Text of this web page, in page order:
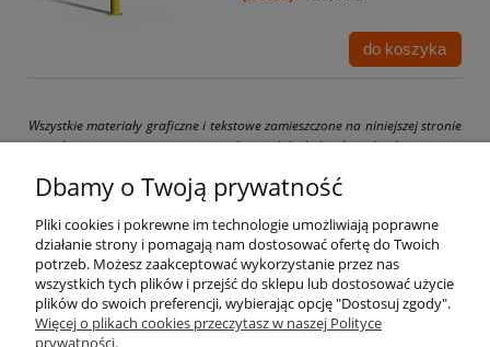
do koszyka
Wszystkie materiały graficzne i tekstowe zamieszczone na niniejszej stronie
są chronione prawami autorskimi. Jakiekolwiek ich kopiowanie
zabronione i grozi pociągnięciem do odpowiedzialności karnej i cywilnej.
Pomoc
Dbamy o Twoją prywatność
Pliki cookies i pokrewne im technologie umożliwiają poprawne
działanie strony i pomagają nam dostosować ofertę do Twoich
potrzeb. Możesz zaakceptować wykorzystanie przez nas
wszystkich tych plików i przejść do sklepu lub dostosować użycie
plików do swoich preferencji, wybierając opcję "Dostosuj zgody".
Więcej o plikach cookies przeczytasz w naszej Polityce
prywatności.